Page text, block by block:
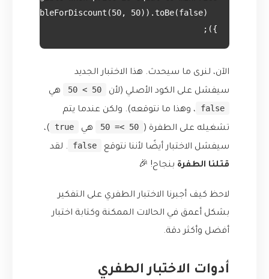
});
الآن، لنرى ما سيحدث. هذا الاختبار الجديد
سيفشل على الكود الأصلي (لأن
50 > 50
هي
false
، وهذا ما نتوقعه). ولكن عندما يتم
تشغيله على الطفرة ( 50 >= 50 هي true
)،
سيفشل الاختبار أيضًا لأننا نتوقع
false
. لقد
قتلنا الطفرة بنجاح! 🎉
لاحظ كيف أجبرنا الاختبار الطفري على التفكير
بشكل أعمق في الحالات الممكنة وكتابة اختبار
أفضل وأكثر دقة.
أدوات الاختبار الطفري